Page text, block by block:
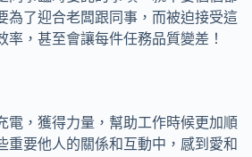
為了迎合老闆跟同事，而被迫接受這
，甚至會讓每件任務品質變差！
電，獲得力量，幫助工作時候更加順
要他人的關係和互動中，感到愛和